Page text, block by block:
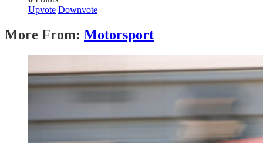
Upvote Downvote
More From: Motorsport